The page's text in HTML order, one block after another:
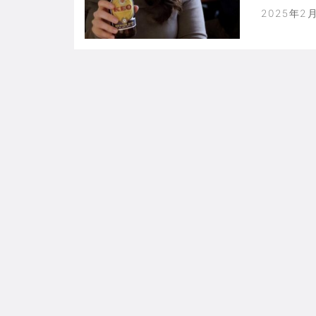
ナル。国
2025年2